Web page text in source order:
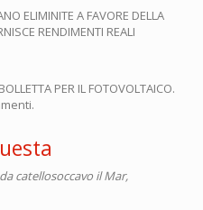
ELIMINITE A FAVORE DELLA
RENDIMENTI REALI
PER IL FOTOVOLTAICO.
catellosoccavo il Mar,